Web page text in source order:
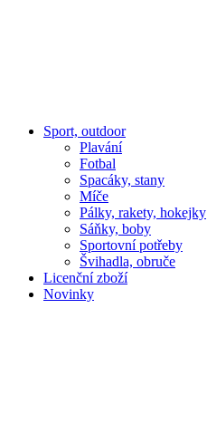
Sport, outdoor
Plavání
Fotbal
Spacáky, stany
Míče
Pálky, rakety, hokejky
Sáňky, boby
Sportovní potřeby
Švihadla, obruče
Licenční zboží
Novinky